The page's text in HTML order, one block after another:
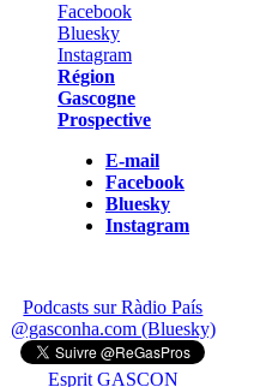
Région
Gascogne
Prospective
E-mail
Facebook
Bluesky
Instagram
Podcasts sur Ràdio País
@gasconha.com (Bluesky)
Esprit GASCON